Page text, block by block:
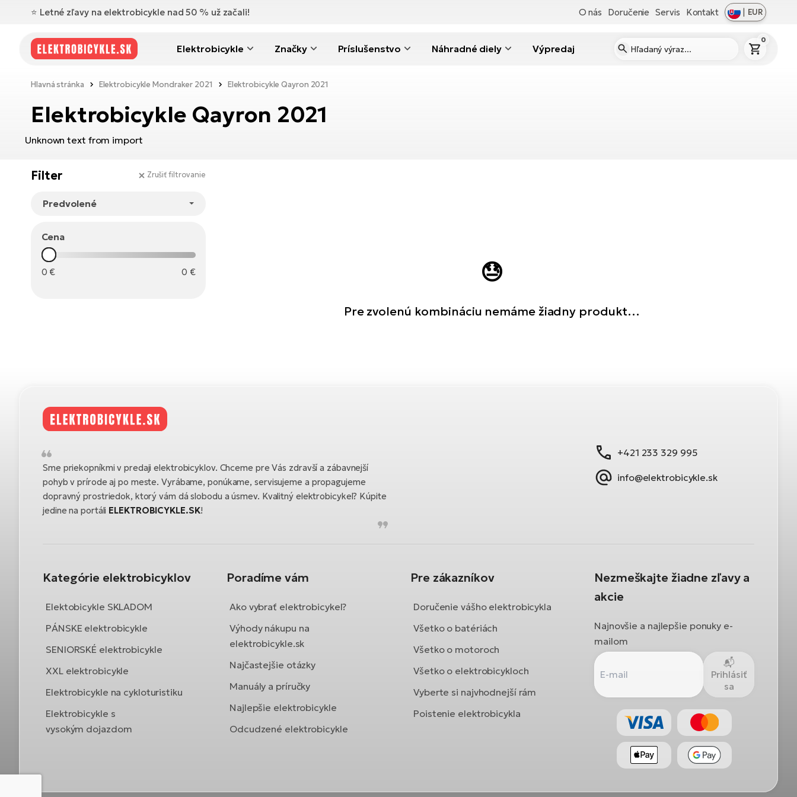
⭐️ Letné zľavy na elektrobicykle nad 50 % už začali! O nás Doručenie Servis Kontakt | EUR
Elektrobicykle Značky Príslušenstvo Náhradné diely Výpredaj
0
Hlavná stránka Elektrobicykle Mondraker 2021 Elektrobicykle Qayron 2021
Elektrobicykle Qayron 2021
Unknown text from import
Filter Zrušiť filtrovanie
Cena
0 € 0 € 😓
Pre zvolenú kombináciu nemáme žiadny produkt…
Sme priekopníkmi v predaji elektrobicyklov. Chceme pre Vás zdravší a zábavnejší
pohyb v prírode aj po meste. Vyrábame, ponúkame, servisujeme a propagujeme
dopravný prostriedok, ktorý vám dá slobodu a úsmev. Kvalitný elektrobicykel? Kúpite
jedine na portáli ELEKTROBICYKLE.SK!
+421 233 329 995
info@elektrobicykle.sk
Kategórie elektrobicyklov
Elektobicykle SKLADOM
PÁNSKE elektrobicykle
SENIORSKÉ elektrobicykle
XXL elektrobicykle
Elektrobicykle na cykloturistiku
Elektrobicykle s
vysokým dojazdom
Poradíme vám
Ako vybrať elektrobicykel?
Výhody nákupu na
elektrobicykle.sk
Najčastejšie otázky
Manuály a príručky
Najlepšie elektrobicykle
Odcudzené elektrobicykle
Pre zákazníkov
Doručenie vášho elektrobicykla
Všetko o batériách
Všetko o motoroch
Všetko o elektrobicykloch
Vyberte si najvhodnejší rám
Poistenie elektrobicykla
Nezmeškajte žiadne zľavy a
akcie
Najnovšie a najlepšie ponuky e-
mailom
Prihlásiť
sa